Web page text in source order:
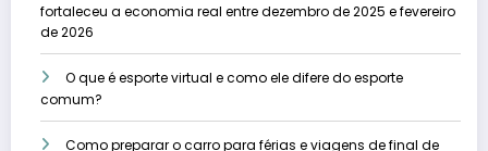
fortaleceu a economia real entre dezembro de 2025 e fevereiro
de 2026
O que é esporte virtual e como ele difere do esporte
comum?
Como preparar o carro para férias e viagens de final de